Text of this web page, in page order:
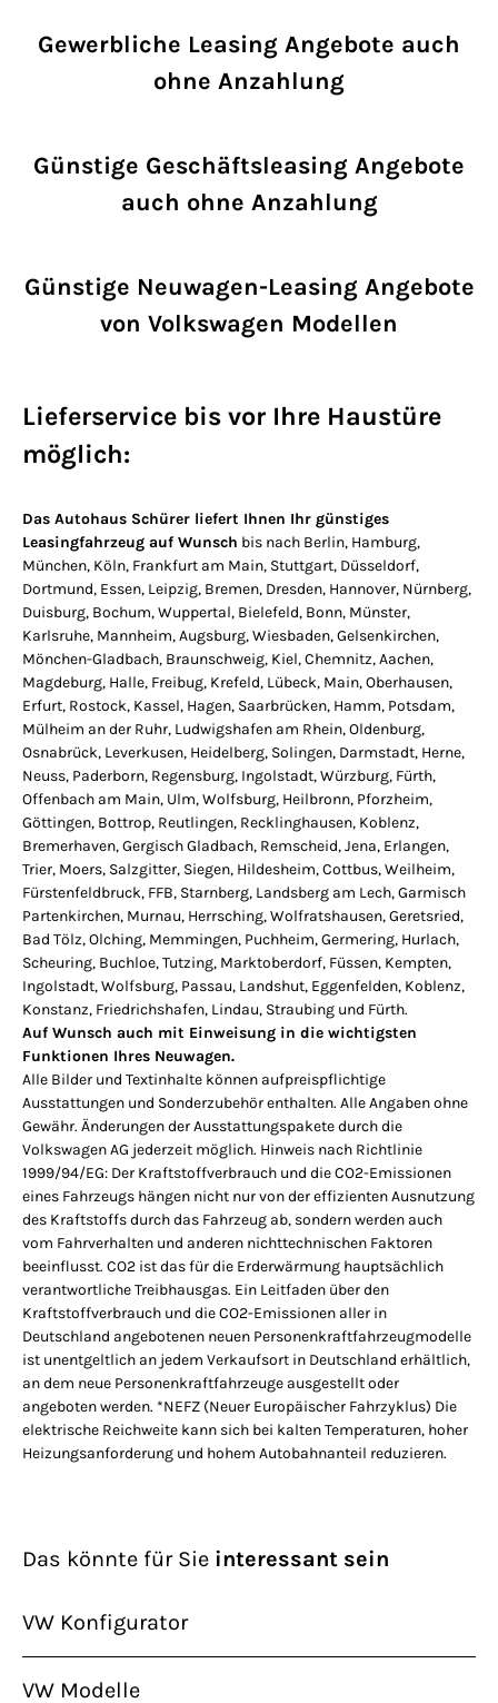
Gewerbliche Leasing Angebote auch
ohne Anzahlung
Günstige Geschäftsleasing Angebote
auch ohne Anzahlung
Günstige Neuwagen-Leasing Angebote
von Volkswagen Modellen
Lieferservice bis vor Ihre Haustüre
möglich:
Das Autohaus Schürer liefert Ihnen Ihr günstiges
Leasingfahrzeug auf Wunsch bis nach Berlin, Hamburg,
München, Köln, Frankfurt am Main, Stuttgart, Düsseldorf,
Dortmund, Essen, Leipzig, Bremen, Dresden, Hannover, Nürnberg,
Duisburg, Bochum, Wuppertal, Bielefeld, Bonn, Münster,
Karlsruhe, Mannheim, Augsburg, Wiesbaden, Gelsenkirchen,
Mönchen-Gladbach, Braunschweig, Kiel, Chemnitz, Aachen,
Magdeburg, Halle, Freibug, Krefeld, Lübeck, Main, Oberhausen,
Erfurt, Rostock, Kassel, Hagen, Saarbrücken, Hamm, Potsdam,
Mülheim an der Ruhr, Ludwigshafen am Rhein, Oldenburg,
Osnabrück, Leverkusen, Heidelberg, Solingen, Darmstadt, Herne,
Neuss, Paderborn, Regensburg, Ingolstadt, Würzburg, Fürth,
Offenbach am Main, Ulm, Wolfsburg, Heilbronn, Pforzheim,
Göttingen, Bottrop, Reutlingen, Recklinghausen, Koblenz,
Bremerhaven, Gergisch Gladbach, Remscheid, Jena, Erlangen,
Trier, Moers, Salzgitter, Siegen, Hildesheim, Cottbus, Weilheim,
Fürstenfeldbruck, FFB, Starnberg, Landsberg am Lech, Garmisch
Partenkirchen, Murnau, Herrsching, Wolfratshausen, Geretsried,
Bad Tölz, Olching, Memmingen, Puchheim, Germering, Hurlach,
Scheuring, Buchloe, Tutzing, Marktoberdorf, Füssen, Kempten,
Ingolstadt, Wolfsburg, Passau, Landshut, Eggenfelden, Koblenz,
Konstanz, Friedrichshafen, Lindau, Straubing und Fürth.
Auf Wunsch auch mit Einweisung in die wichtigsten
Funktionen Ihres Neuwagen.
Alle Bilder und Textinhalte können aufpreispflichtige
Ausstattungen und Sonderzubehör enthalten. Alle Angaben ohne
Gewähr. Änderungen der Ausstattungspakete durch die
Volkswagen AG jederzeit möglich. Hinweis nach Richtlinie
1999/94/EG: Der Kraftstoffverbrauch und die CO2-Emissionen
eines Fahrzeugs hängen nicht nur von der effizienten Ausnutzung
des Kraftstoffs durch das Fahrzeug ab, sondern werden auch
vom Fahrverhalten und anderen nichttechnischen Faktoren
beeinflusst. CO2 ist das für die Erderwärmung hauptsächlich
verantwortliche Treibhausgas. Ein Leitfaden über den
Kraftstoffverbrauch und die CO2-Emissionen aller in
Deutschland angebotenen neuen Personenkraftfahrzeugmodelle
ist unentgeltlich an jedem Verkaufsort in Deutschland erhältlich,
an dem neue Personenkraftfahrzeuge ausgestellt oder
angeboten werden. *NEFZ (Neuer Europäischer Fahrzyklus) Die
elektrische Reichweite kann sich bei kalten Temperaturen, hoher
Heizungsanforderung und hohem Autobahnanteil reduzieren.
Das könnte für Sie interessant sein
VW Konfigurator
VW Modelle